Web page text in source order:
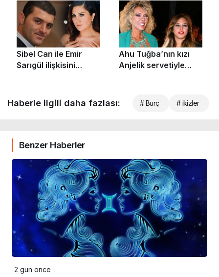
Haberle ilgili daha fazlası: # Burç # ikizler
Benzer Haberler
2 gün önce